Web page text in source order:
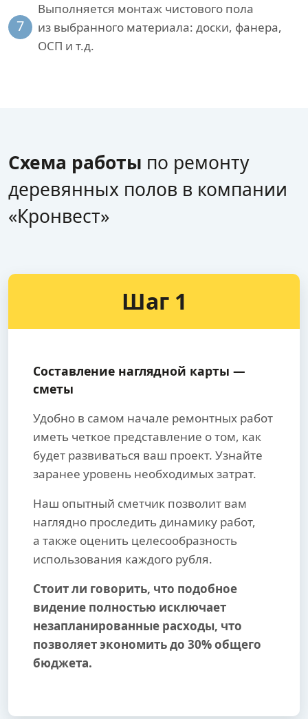
7
Выполняется монтаж чистового пола
из выбранного материала: доски, фанера,
ОСП и т.д.
Схема работы по ремонту
деревянных полов в компании
«Кронвест»
Шаг 1
Составление наглядной карты —
сметы
Удобно в самом начале ремонтных работ
иметь четкое представление о том, как
будет развиваться ваш проект. Узнайте
заранее уровень необходимых затрат.
Наш опытный сметчик позволит вам
наглядно проследить динамику работ,
а также оценить целесообразность
использования каждого рубля.
Стоит ли говорить, что подобное
видение полностью исключает
незапланированные расходы, что
позволяет экономить до 30% общего
бюджета.